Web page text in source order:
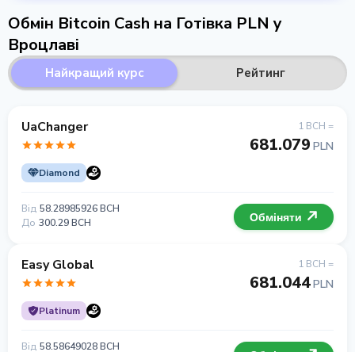
Обмін Bitcoin Cash на Готівка PLN у
Вроцлаві
Найкращий курс Рейтинг
UaChanger
Diamond
1 BCH =
681.079 PLN
Від 58.28985926 BCH
До 300.29 BCH Обміняти
Easy Global
Platinum
1 BCH =
681.044PLN
Від 58.58649028 BCH